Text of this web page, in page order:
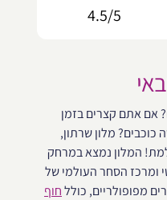
4.5/5
אם אתם קצרים בזמן
מלון שרתון,
המלון נמצא במרחק
ומרכז הסחר העולמי של
חוף